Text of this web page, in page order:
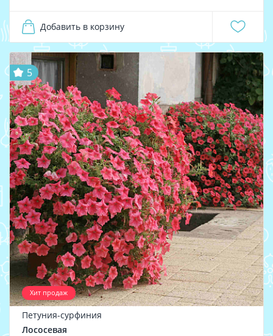
Добавить в корзину
Хит продаж
5
Петуния-сурфиния
Лососевая